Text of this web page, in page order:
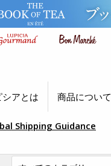
シアとは 商品について
Shipping Guidance